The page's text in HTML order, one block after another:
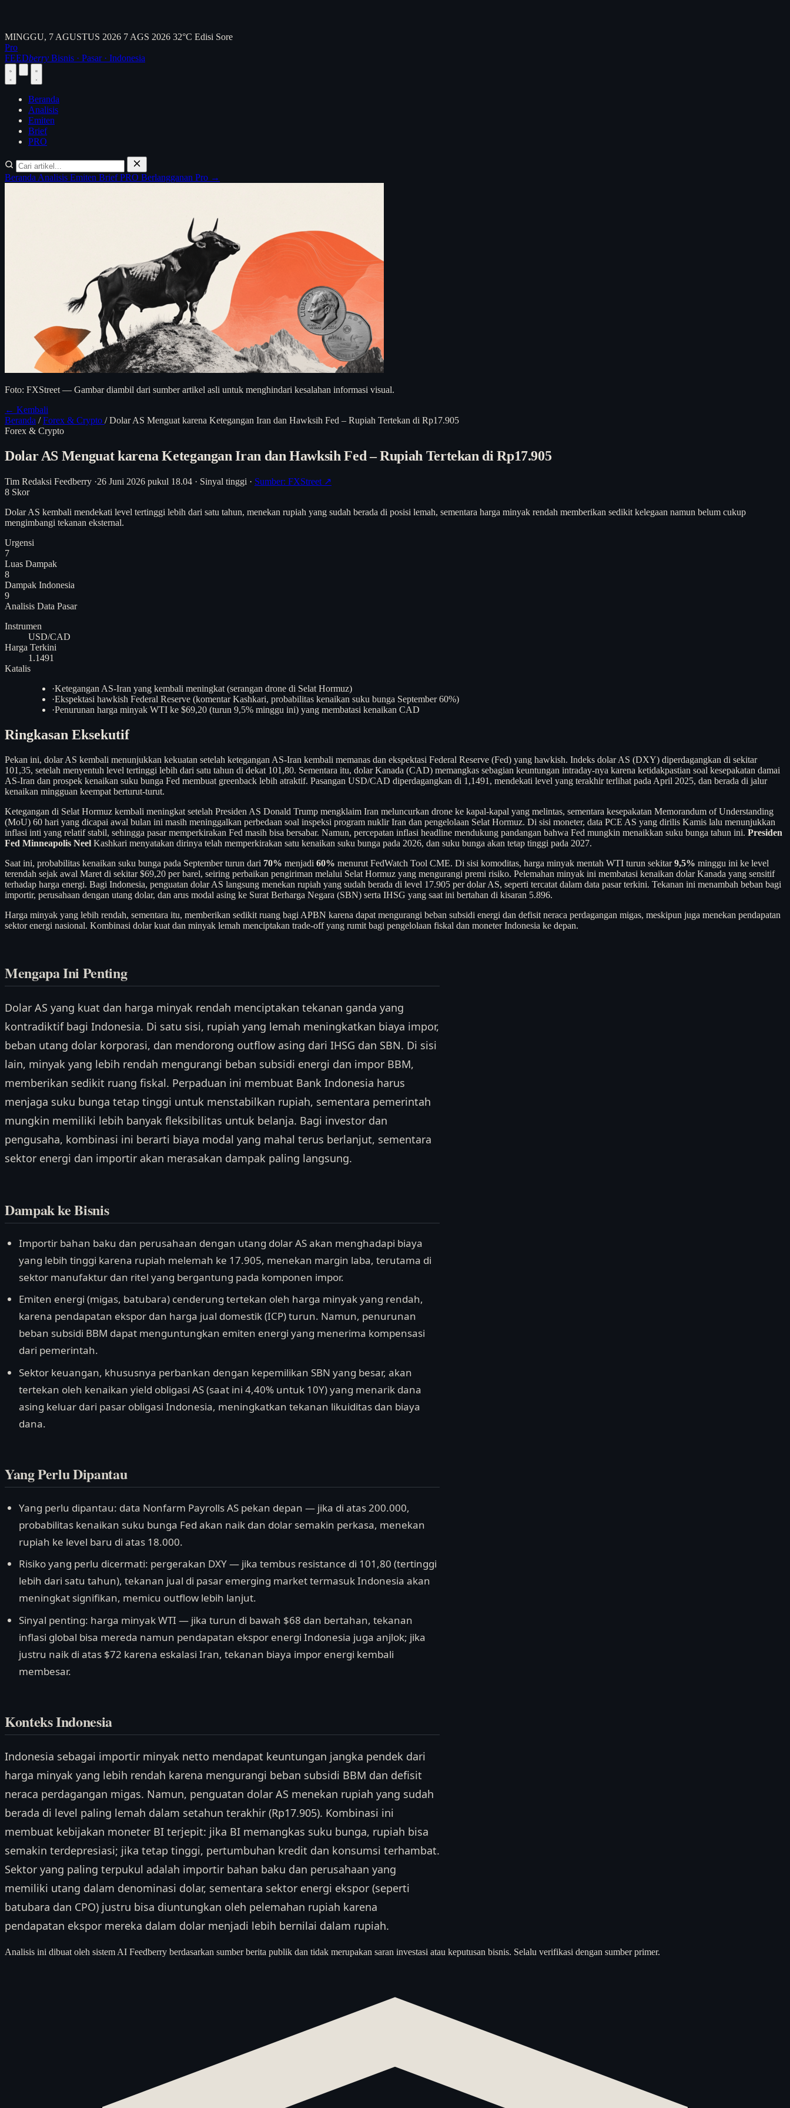
MINGGU, 7 AGUSTUS 2026 7 AGS 2026 32°C Edisi Sore
Pro
FEEDberry Bisnis · Pasar · Indonesia
Beranda
Analisis
Emiten
Brief
PRO
Beranda Analisis Emiten BriefPRO Berlangganan Pro →
Foto: FXStreet — Gambar diambil dari sumber artikel asli untuk menghindari kesalahan informasi visual.
← Kembali
Beranda / Forex & Crypto / Dolar AS Menguat karena Ketegangan Iran dan Hawksih Fed – Rupiah Tertekan di Rp17.905
Forex & Crypto
Dolar AS Menguat karena Ketegangan Iran dan Hawksih Fed – Rupiah Tertekan di Rp17.905
Tim Redaksi Feedberry ·26 Juni 2026 pukul 18.04 · Sinyal tinggi · Sumber: FXStreet ↗
8 Skor
Dolar AS kembali mendekati level tertinggi lebih dari satu tahun, menekan rupiah yang sudah berada di posisi lemah, sementara harga minyak rendah memberikan sedikit kelegaan namun belum cukup
mengimbangi tekanan eksternal.
Urgensi
7
Luas Dampak
8
Dampak Indonesia
9
Analisis Data Pasar
Instrumen
USD/CAD
Harga Terkini
1.1491
Katalis
·Ketegangan AS-Iran yang kembali meningkat (serangan drone di Selat Hormuz)
·Ekspektasi hawkish Federal Reserve (komentar Kashkari, probabilitas kenaikan suku bunga September 60%)
·Penurunan harga minyak WTI ke $69,20 (turun 9,5% minggu ini) yang membatasi kenaikan CAD
Ringkasan Eksekutif
Pekan ini, dolar AS kembali menunjukkan kekuatan setelah ketegangan AS-Iran kembali memanas dan ekspektasi Federal Reserve (Fed) yang hawkish. Indeks dolar AS (DXY) diperdagangkan di sekitar
101,35, setelah menyentuh level tertinggi lebih dari satu tahun di dekat 101,80. Sementara itu, dolar Kanada (CAD) memangkas sebagian keuntungan intraday-nya karena ketidakpastian soal kesepakatan damai
AS-Iran dan prospek kenaikan suku bunga Fed membuat greenback lebih atraktif. Pasangan USD/CAD diperdagangkan di 1,1491, mendekati level yang terakhir terlihat pada April 2025, dan berada di jalur
kenaikan mingguan keempat berturut-turut.
Ketegangan di Selat Hormuz kembali meningkat setelah Presiden AS Donald Trump mengklaim Iran meluncurkan drone ke kapal-kapal yang melintas, sementara kesepakatan Memorandum of Understanding
(MoU) 60 hari yang dicapai awal bulan ini masih meninggalkan perbedaan soal inspeksi program nuklir Iran dan pengelolaan Selat Hormuz. Di sisi moneter, data PCE AS yang dirilis Kamis lalu menunjukkan
inflasi inti yang relatif stabil, sehingga pasar memperkirakan Fed masih bisa bersabar. Namun, percepatan inflasi headline mendukung pandangan bahwa Fed mungkin menaikkan suku bunga tahun ini. Presiden
Fed Minneapolis Neel Kashkari menyatakan dirinya telah memperkirakan satu kenaikan suku bunga pada 2026, dan suku bunga akan tetap tinggi pada 2027.
Saat ini, probabilitas kenaikan suku bunga pada September turun dari 70% menjadi 60% menurut FedWatch Tool CME. Di sisi komoditas, harga minyak mentah WTI turun sekitar9,5% minggu ini ke level
terendah sejak awal Maret di sekitar $69,20 per barel, seiring perbaikan pengiriman melalui Selat Hormuz yang mengurangi premi risiko. Pelemahan minyak ini membatasi kenaikan dolar Kanada yang sensitif
terhadap harga energi. Bagi Indonesia, penguatan dolar AS langsung menekan rupiah yang sudah berada di level 17.905 per dolar AS, seperti tercatat dalam data pasar terkini. Tekanan ini menambah beban bagi
importir, perusahaan dengan utang dolar, dan arus modal asing ke Surat Berharga Negara (SBN) serta IHSG yang saat ini bertahan di kisaran 5.896.
Harga minyak yang lebih rendah, sementara itu, memberikan sedikit ruang bagi APBN karena dapat mengurangi beban subsidi energi dan defisit neraca perdagangan migas, meskipun juga menekan pendapatan
sektor energi nasional. Kombinasi dolar kuat dan minyak lemah menciptakan trade-off yang rumit bagi pengelolaan fiskal dan moneter Indonesia ke depan.
Mengapa Ini Penting
Dolar AS yang kuat dan harga minyak rendah menciptakan tekanan ganda yang
kontradiktif bagi Indonesia. Di satu sisi, rupiah yang lemah meningkatkan biaya impor,
beban utang dolar korporasi, dan mendorong outflow asing dari IHSG dan SBN. Di sisi
lain, minyak yang lebih rendah mengurangi beban subsidi energi dan impor BBM,
memberikan sedikit ruang fiskal. Perpaduan ini membuat Bank Indonesia harus
menjaga suku bunga tetap tinggi untuk menstabilkan rupiah, sementara pemerintah
mungkin memiliki lebih banyak fleksibilitas untuk belanja. Bagi investor dan
pengusaha, kombinasi ini berarti biaya modal yang mahal terus berlanjut, sementara
sektor energi dan importir akan merasakan dampak paling langsung.
Dampak ke Bisnis
Importir bahan baku dan perusahaan dengan utang dolar AS akan menghadapi biaya
yang lebih tinggi karena rupiah melemah ke 17.905, menekan margin laba, terutama di
sektor manufaktur dan ritel yang bergantung pada komponen impor.
Emiten energi (migas, batubara) cenderung tertekan oleh harga minyak yang rendah,
karena pendapatan ekspor dan harga jual domestik (ICP) turun. Namun, penurunan
beban subsidi BBM dapat menguntungkan emiten energi yang menerima kompensasi
dari pemerintah.
Sektor keuangan, khususnya perbankan dengan kepemilikan SBN yang besar, akan
tertekan oleh kenaikan yield obligasi AS (saat ini 4,40% untuk 10Y) yang menarik dana
asing keluar dari pasar obligasi Indonesia, meningkatkan tekanan likuiditas dan biaya
dana.
Yang Perlu Dipantau
Yang perlu dipantau: data Nonfarm Payrolls AS pekan depan — jika di atas 200.000,
probabilitas kenaikan suku bunga Fed akan naik dan dolar semakin perkasa, menekan
rupiah ke level baru di atas 18.000.
Risiko yang perlu dicermati: pergerakan DXY — jika tembus resistance di 101,80 (tertinggi
lebih dari satu tahun), tekanan jual di pasar emerging market termasuk Indonesia akan
meningkat signifikan, memicu outflow lebih lanjut.
Sinyal penting: harga minyak WTI — jika turun di bawah $68 dan bertahan, tekanan
inflasi global bisa mereda namun pendapatan ekspor energi Indonesia juga anjlok; jika
justru naik di atas $72 karena eskalasi Iran, tekanan biaya impor energi kembali
membesar.
Konteks Indonesia
Indonesia sebagai importir minyak netto mendapat keuntungan jangka pendek dari
harga minyak yang lebih rendah karena mengurangi beban subsidi BBM dan defisit
neraca perdagangan migas. Namun, penguatan dolar AS menekan rupiah yang sudah
berada di level paling lemah dalam setahun terakhir (Rp17.905). Kombinasi ini
membuat kebijakan moneter BI terjepit: jika BI memangkas suku bunga, rupiah bisa
semakin terdepresiasi; jika tetap tinggi, pertumbuhan kredit dan konsumsi terhambat.
Sektor yang paling terpukul adalah importir bahan baku dan perusahaan yang
memiliki utang dalam denominasi dolar, sementara sektor energi ekspor (seperti
batubara dan CPO) justru bisa diuntungkan oleh pelemahan rupiah karena
pendapatan ekspor mereka dalam dolar menjadi lebih bernilai dalam rupiah.
Analisis ini dibuat oleh sistem AI Feedberry berdasarkan sumber berita publik dan tidak merupakan saran investasi atau keputusan bisnis. Selalu verifikasi dengan sumber primer.